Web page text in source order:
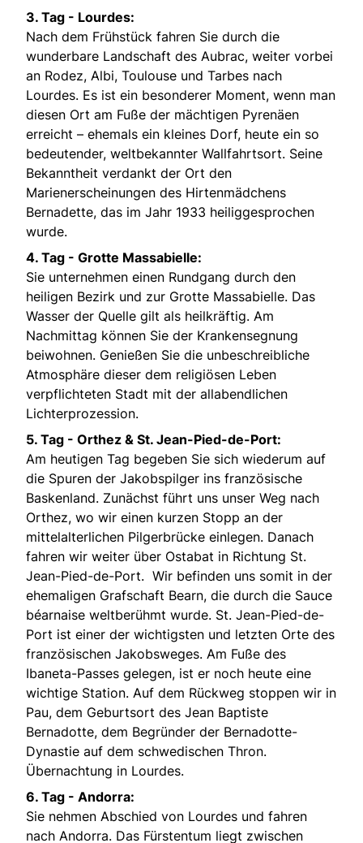
3. Tag - Lourdes:
Nach dem Frühstück fahren Sie durch die
wunderbare Landschaft des Aubrac, weiter vorbei
an Rodez, Albi, Toulouse und Tarbes nach
Lourdes. Es ist ein besonderer Moment, wenn man
diesen Ort am Fuße der mächtigen Pyrenäen
erreicht – ehemals ein kleines Dorf, heute ein so
bedeutender, weltbekannter Wallfahrtsort. Seine
Bekanntheit verdankt der Ort den
Marienerscheinungen des Hirtenmädchens
Bernadette, das im Jahr 1933 heiliggesprochen
wurde.
4. Tag - Grotte Massabielle:
Sie unternehmen einen Rundgang durch den
heiligen Bezirk und zur Grotte Massabielle. Das
Wasser der Quelle gilt als heilkräftig. Am
Nachmittag können Sie der Krankensegnung
beiwohnen. Genießen Sie die unbeschreibliche
Atmosphäre dieser dem religiösen Leben
verpflichteten Stadt mit der allabendlichen
Lichterprozession.
5. Tag - Orthez & St. Jean-Pied-de-Port:
Am heutigen Tag begeben Sie sich wiederum auf
die Spuren der Jakobspilger ins französische
Baskenland. Zunächst führt uns unser Weg nach
Orthez, wo wir einen kurzen Stopp an der
mittelalterlichen Pilgerbrücke einlegen. Danach
fahren wir weiter über Ostabat in Richtung St.
Jean-Pied-de-Port. Wir befinden uns somit in der
ehemaligen Grafschaft Bearn, die durch die Sauce
béarnaise weltberühmt wurde. St. Jean-Pied-de-
Port ist einer der wichtigsten und letzten Orte des
französischen Jakobsweges. Am Fuße des
Ibaneta-Passes gelegen, ist er noch heute eine
wichtige Station. Auf dem Rückweg stoppen wir in
Pau, dem Geburtsort des Jean Baptiste
Bernadotte, dem Begründer der Bernadotte-
Dynastie auf dem schwedischen Thron.
Übernachtung in Lourdes.
6. Tag - Andorra:
Sie nehmen Abschied von Lourdes und fahren
nach Andorra. Das Fürstentum liegt zwischen